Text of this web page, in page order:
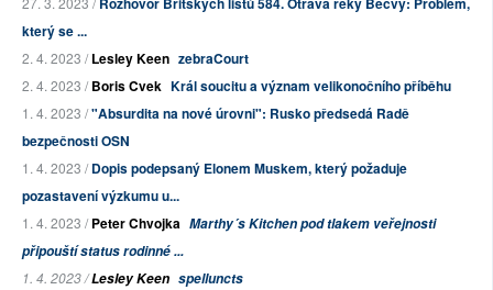
který se ...
2. 4. 2023 /Lesley Keen zebraCourt
2. 4. 2023 /Boris Cvek Král soucitu a význam velikonočního příběhu
1. 4. 2023 /"Absurdita na nové úrovni": Rusko předsedá Radě
bezpečnosti OSN
1. 4. 2023 /Dopis podepsaný Elonem Muskem, který požaduje
pozastavení výzkumu u...
1. 4. 2023 /Peter Chvojka Marthy´s Kitchen pod tlakem veřejnosti
připouští status rodinné ...
1. 4. 2023 /Lesley Keen spelluncts